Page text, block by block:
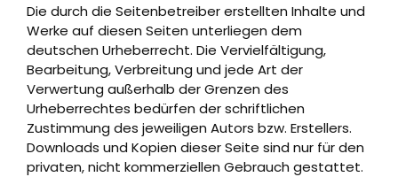
Die durch die Seitenbetreiber erstellten Inhalte und
Werke auf diesen Seiten unterliegen dem
deutschen Urheberrecht. Die Vervielfältigung,
Bearbeitung, Verbreitung und jede Art der
Verwertung außerhalb der Grenzen des
Urheberrechtes bedürfen der schriftlichen
Zustimmung des jeweiligen Autors bzw. Erstellers.
Downloads und Kopien dieser Seite sind nur für den
privaten, nicht kommerziellen Gebrauch gestattet.